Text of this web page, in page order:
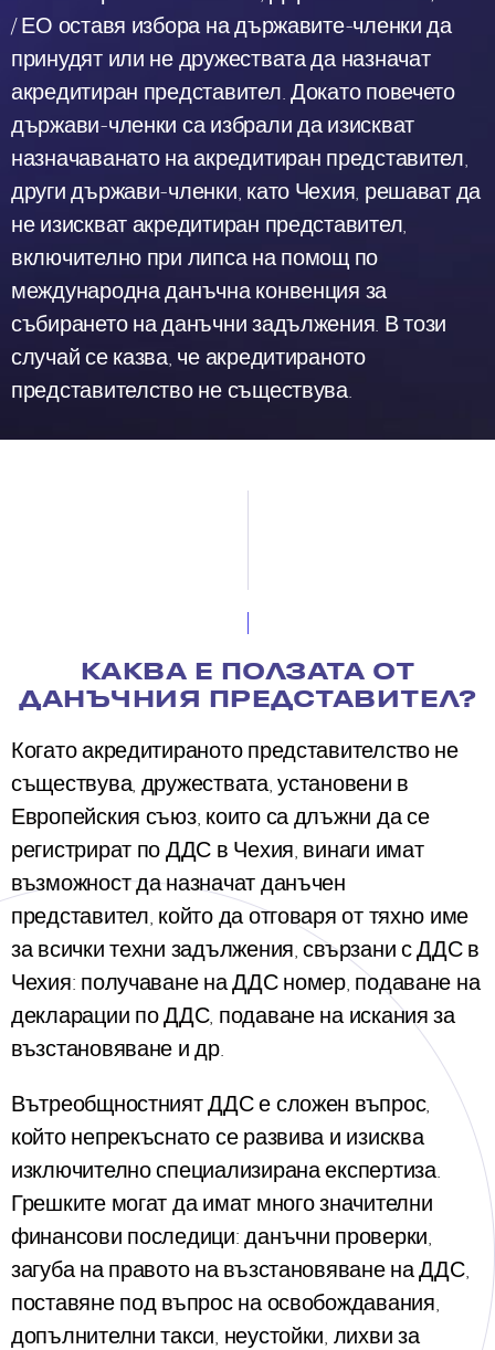
/ ЕО оставя избора на държавите-членки да
принудят или не дружествата да назначат
акредитиран представител. Докато повечето
държави-членки са избрали да изискват
назначаванато на акредитиран представител,
други държави-членки, като Чехия, решават да
не изискват акредитиран представител,
включително при липса на помощ по
международна данъчна конвенция за
събирането на данъчни задължения. В този
случай се казва, че акредитираното
представителство не съществува.
КАКВА Е ПОЛЗАТА ОТ
ДАНЪЧНИЯ ПРЕДСТАВИТЕЛ?
Когато акредитираното представителство не
съществува, дружествата, установени в
Европейския съюз, които са длъжни да се
регистрират по ДДС в Чехия, винаги имат
възможност да назначат данъчен
представител, който да отговаря от тяхно име
за всички техни задължения, свързани с ДДС в
Чехия: получаване на ДДС номер, подаване на
декларации по ДДС, подаване на искания за
възстановяване и др.
Вътреобщностният ДДС е сложен въпрос,
който непрекъснато се развива и изисква
изключително специализирана експертиза.
Грешките могат да имат много значителни
финансови последици: данъчни проверки,
загуба на правото на възстановяване на ДДС,
поставяне под въпрос на освобождавания,
допълнителни такси, неустойки, лихви за